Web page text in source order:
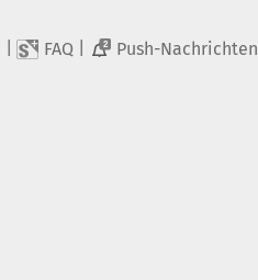
FAQ 2 Push-Nachrichten